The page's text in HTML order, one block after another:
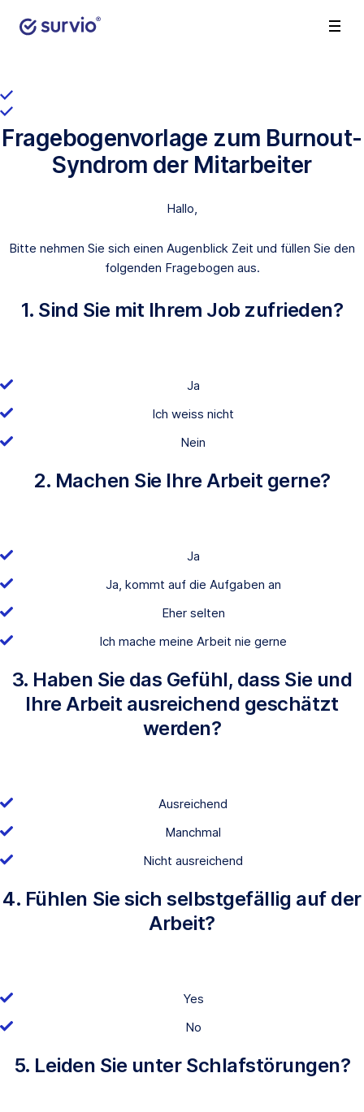
Fragebogenvorlage zum Burnout-
Syndrom der Mitarbeiter
Hallo,
Bitte nehmen Sie sich einen Augenblick Zeit und füllen Sie den
folgenden Fragebogen aus.
1. Sind Sie mit Ihrem Job zufrieden?
Ja
Ich weiss nicht
Nein
2. Machen Sie Ihre Arbeit gerne?
Ja
Ja, kommt auf die Aufgaben an
Eher selten
Ich mache meine Arbeit nie gerne
3. Haben Sie das Gefühl, dass Sie und
Ihre Arbeit ausreichend geschätzt
werden?
Ausreichend
Manchmal
Nicht ausreichend
4. Fühlen Sie sich selbstgefällig auf der
Arbeit?
Yes
No
5. Leiden Sie unter Schlafstörungen?